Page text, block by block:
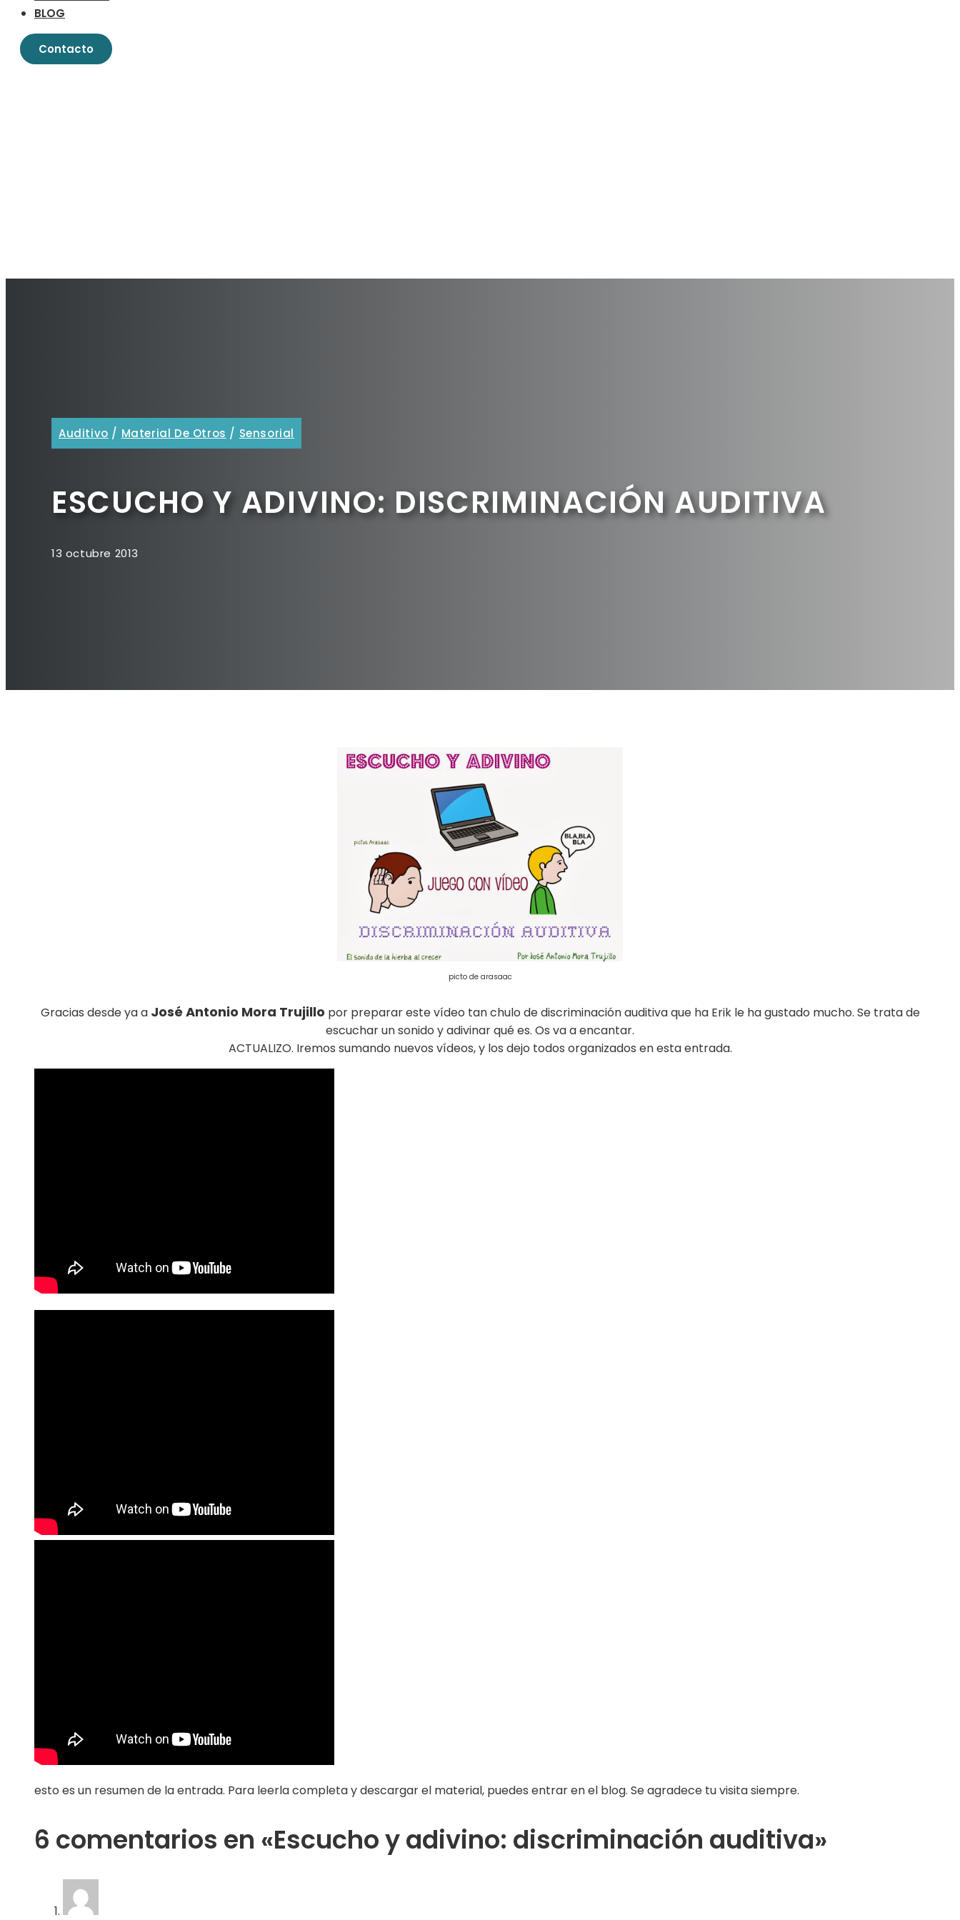
BLOG
Contacto
Auditivo / Material De Otros / Sensorial
ESCUCHO Y ADIVINO: DISCRIMINACIÓN AUDITIVA
13 octubre 2013
picto de arasaac
Gracias desde ya a José Antonio Mora Trujillo por preparar este vídeo tan chulo de discriminación auditiva que ha Erik le ha gustado mucho. Se trata de
escuchar un sonido y adivinar qué es. Os va a encantar.
ACTUALIZO. Iremos sumando nuevos vídeos, y los dejo todos organizados en esta entrada.
esto es un resumen de la entrada. Para leerla completa y descargar el material, puedes entrar en el blog. Se agradece tu visita siempre.
6 comentarios en «Escucho y adivino: discriminación auditiva»